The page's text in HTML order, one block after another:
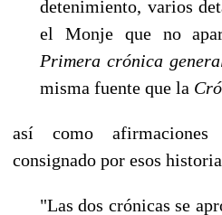
detenimiento, varios
el Monje que no
Primera crónica
misma fuente que la
así como
consignado por esos
"Las dos crónicas se